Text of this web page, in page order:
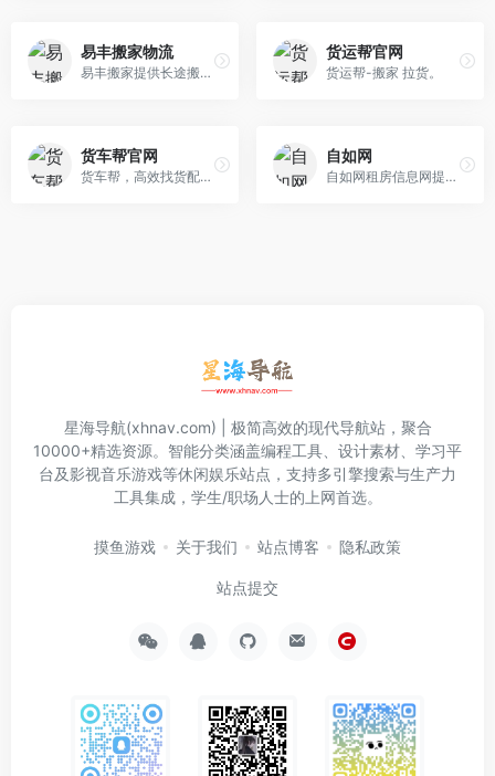
易丰搬家物流
易丰搬家提供长途搬家物流,出国海运搬家,同城搬家,高端日式搬家,私人物品海运,移民搬家,国际行李托运,企业办公室搬迁,钢琴搬运物流等服务
货运帮官网
货运帮-搬家 拉货。
货车帮官网
货车帮，高效找货配货平台！司机可快速找货、办理ETC、贷款、买保险、买新车、二手货车交易、找汽修、优惠加油、使用货车导航等服务；货主可通过货车帮官网查询车源：专线物流、零担运输、往返回程车，高效配货，还可在线购买货运险、办理过路费发票等服务
自如网
自如网租房信息网提供地区的房屋合租信息及月租价格,房屋整租信息及价格,以及公寓出租信息及价格,除此之外还将提供地区的民宿信息供用户参考。
星海导航(xhnav.com) | 极简高效的现代导航站，聚合
10000+精选资源。智能分类涵盖编程工具、设计素材、学习平
台及影视音乐游戏等休闲娱乐站点，支持多引擎搜索与生产力
工具集成，学生/职场人士的上网首选。
摸鱼游戏 关于我们 站点博客 隐私政策
站点提交